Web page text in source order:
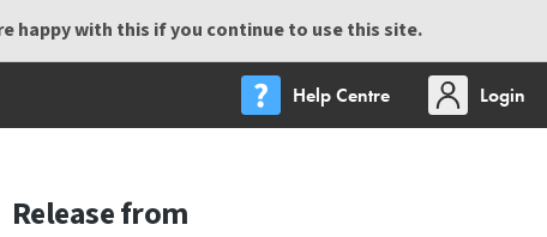
happy with this if you continue to use this site.
Help Centre
Login
Release from